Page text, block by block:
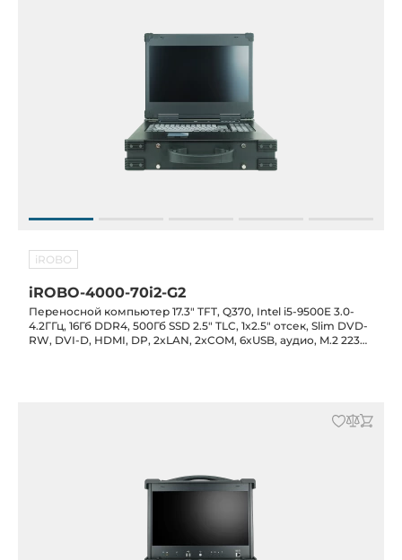
iROBO
iROBO-4000-70i2-G2
Переносной компьютер 17.3" TFT, Q370, Intel i5-9500E 3.0-
4.2ГГц, 16Гб DDR4, 500Гб SSD 2.5" TLC, 1x2.5" отсек, Slim DVD-
RW, DVI-D, HDMI, DP, 2xLAN, 2xCOM, 6xUSB, аудио, M.2 2230